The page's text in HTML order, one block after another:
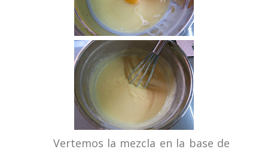
Vertemos la mezcla en la base de